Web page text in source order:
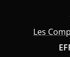
Les